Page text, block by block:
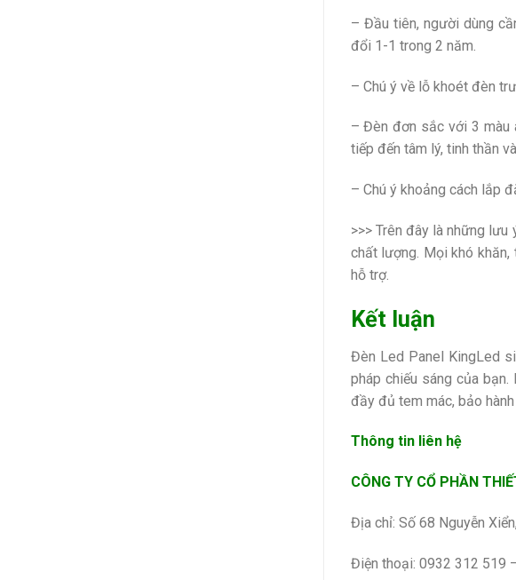
– Đầu tiên, người dùng
đổi 1-1 trong 2 năm.
– Chú ý về lỗ khoét đèn
– Đèn đơn sắc với 3 màu
tiếp đến tâm lý, tinh thần
– Chú ý khoảng cách lắp
>>> Trên đây là những
chất lượng. Mọi khó
hỗ trợ.
Kết luận
Đèn Led Panel KingLed
pháp chiếu sáng của
đầy đủ tem mác, bảo hành
Thông tin liên hệ
CÔNG TY CỔ PHẦN
Địa chỉ: Số 68 Nguyễn
Điện thoại: 0932 312 519